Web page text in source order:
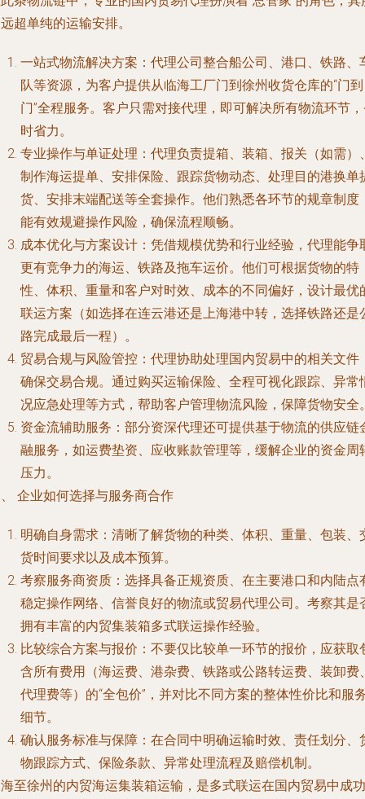
超单纯的运输安排。
一站式物流解决方案：代理公司整合船公司、港口、铁路、
队等资源，为客户提供从临海工厂门到徐州收货仓库的“门到
门”全程服务。客户只需对接代理，即可解决所有物流环节
时省力。
专业操作与单证处理：代理负责提箱、装箱、报关（如需）
制作海运提单、安排保险、跟踪货物动态、处理目的港换单
货、安排末端配送等全套操作。他们熟悉各环节的规章制度
能有效规避操作风险，确保流程顺畅。
成本优化与方案设计：凭借规模优势和行业经验，代理能争
更有竞争力的海运、铁路及拖车运价。他们可根据货物的特
性、体积、重量和客户对时效、成本的不同偏好，设计最优
联运方案（如选择在连云港还是上海港中转，选择铁路还是
路完成最后一程）。
贸易合规与风险管控：代理协助处理国内贸易中的相关文件
确保交易合规。通过购买运输保险、全程可视化跟踪、异常
况应急处理等方式，帮助客户管理物流风险，保障货物安全
资金流辅助服务：部分资深代理还可提供基于物流的供应链
融服务，如运费垫资、应收账款管理等，缓解企业的资金周
压力。
企业如何选择与服务商合作
明确自身需求：清晰了解货物的种类、体积、重量、包装、
货时间要求以及成本预算。
考察服务商资质：选择具备正规资质、在主要港口和内陆点
稳定操作网络、信誉良好的物流或贸易代理公司。考察其是
拥有丰富的内贸集装箱多式联运操作经验。
比较综合方案与报价：不要仅比较单一环节的报价，应获取
含所有费用（海运费、港杂费、铁路或公路转运费、装卸费
代理费等）的“全包价”，并对比不同方案的整体性价比和服
细节。
确认服务标准与保障：在合同中明确运输时效、责任划分、
物跟踪方式、保险条款、异常处理流程及赔偿机制。
至徐州的内贸海运集装箱运输，是多式联运在国内贸易中成功